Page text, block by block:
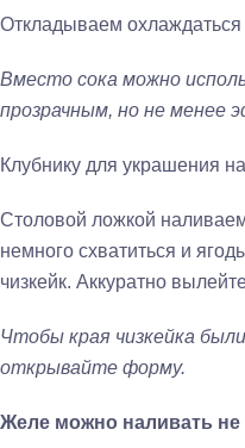
Откладываем
Вместо сока можно
прозрачным, но не менее
Клубнику для украшения
Столовой ложкой
немного схватиться и
чизкейк. Аккуратно
Чтобы края чизкейка
открывайте форму.
Желе можно наливать не